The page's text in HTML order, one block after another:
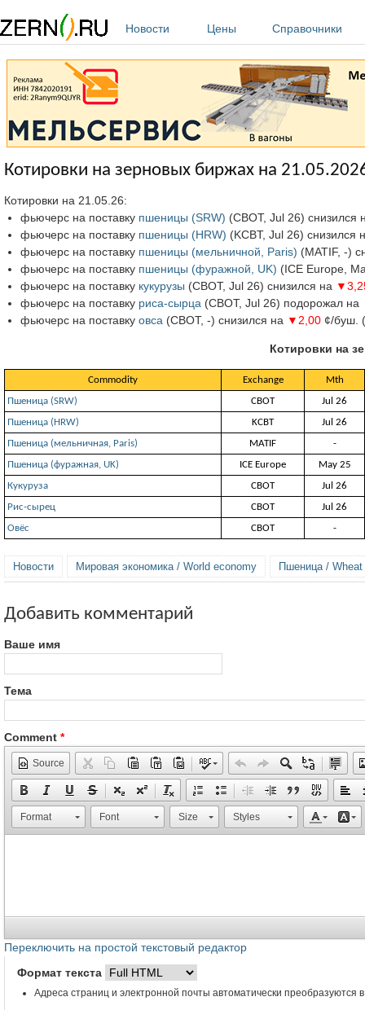
Новости
Цены Справочники
Котировки на зерновых биржах на
Котировки на 21.05.26:
фьючерс на поставку пшеницы (SRW) (СВОТ, Jul 26) снизился
фьючерс на поставку пшеницы (HRW) (KCBT, Jul 26) снизился
фьючерс на поставку пшеницы (мельничной, Paris) (MATIF, -)
фьючерс на поставку пшеницы (фуражной, UK) (ICE Europe,
фьючерс на поставку кукурузы (СВОТ, Jul 26) снизился на
фьючерс на поставку риса-сырца (СВОТ, Jul 26) подорожал на
фьючерс на поставку овса (СВОТ, -) снизился на ▼2,00¢/буш.
Котировки на
Commodity Exchange
Mth
Пшеница (SRW)
СВОТ
Jul 26
Пшеница (HRW)
KCBT
Jul 26
Пшеница (мельничная, Paris)
MATIF
-
Пшеница (фуражная, UK)
ICE Europe
May 25
Кукуруза
СВОТ
Jul 26
Рис-сырец
СВОТ
Jul 26
Овёс
СВОТ -
Новости Мировая экономика / World economy Пшеница / Wheat
Добавить комментарий
Ваше имя
Тема
Comment *
Source
Format Font Size Styles
Переключить на простой текстовый редактор
Формат текста
Адреса страниц и электронной почты автоматически преобразуются